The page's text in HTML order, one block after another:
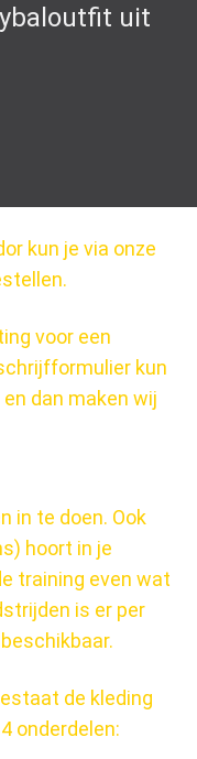
uit
kun je via onze
voor een
kun
dan maken wij
in te doen. Ook
hoort in je
training even wat
is er per
de kleding
onderdelen: